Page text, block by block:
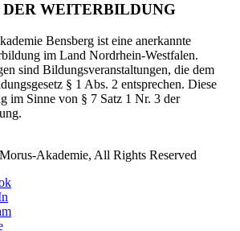
WEITERBILDUNG
Bensberg ist eine anerkannte
im Land Nordrhein-Westfalen.
sind Bildungsveranstaltungen, die dem
§ 1 Abs. 2 entsprechen. Diese
im Sinne von § 7 Satz 1 Nr. 3 der
Akademie, All Rights Reserved